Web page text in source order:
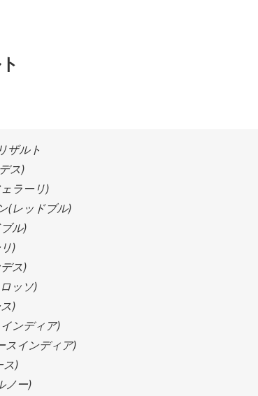
ルト
ス)
ラーリ)
(レッドブル)
ル)
)
ス)
ッソ)
)
ンディア)
スインディア)
ス)
ノー)